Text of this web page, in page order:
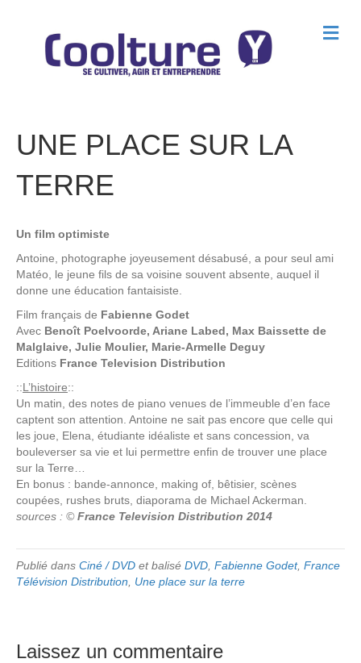
M
e
UNE PLACE SUR LA
TERRE
Un film optimiste
Antoine, photographe joyeusement désabusé, a pour seul ami
Matéo, le jeune fils de sa voisine souvent absente, auquel il
donne une éducation fantaisiste.
Film français de Fabienne Godet
Avec Benoît Poelvoorde, Ariane Labed, Max Baissette de
Malglaive, Julie Moulier, Marie-Armelle Deguy
Editions France Television Distribution
::L’histoire::
Un matin, des notes de piano venues de l’immeuble d’en face
captent son attention. Antoine ne sait pas encore que celle qui
les joue, Elena, étudiante idéaliste et sans concession, va
bouleverser sa vie et lui permettre enfin de trouver une place
sur la Terre…
En bonus : bande-annonce, making of, bêtisier, scènes
coupées, rushes bruts, diaporama de Michael Ackerman.
sources : ©France Television Distribution 2014
Publié dans Ciné / DVD et balisé DVD Fabienne Godet, France
Télévision Distribution
Une place sur la terre
Laissez un commentaire